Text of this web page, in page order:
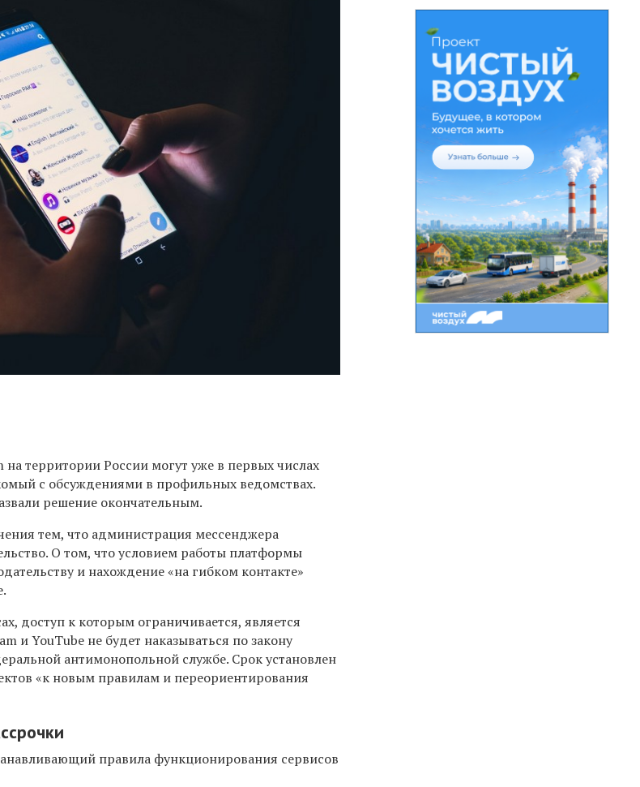
территории России могут уже в первых числах
с обсуждениями в профильных ведомствах.
решение окончательным.
тем, что администрация мессенджера
О том, что условием работы платформы
и нахождение «на гибком контакте»
доступ к которым ограничивается, является
и YouTube не будет наказываться по закону
антимонопольной службе. Срок установлен
«к новым правилам и переориентирования
правила функционирования сервисов